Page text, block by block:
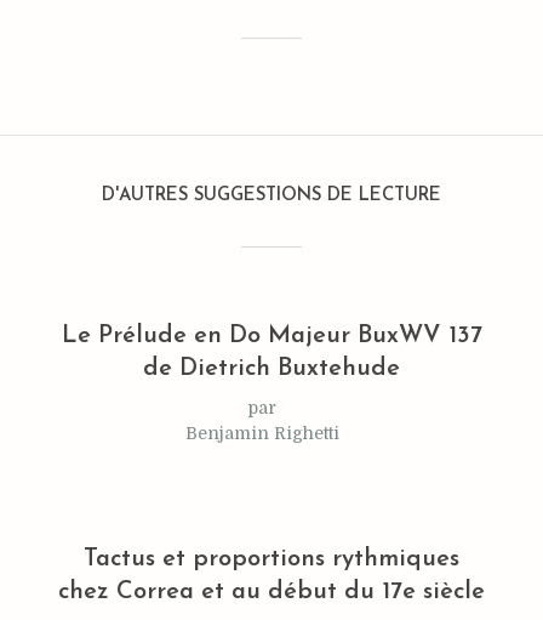
D'AUTRES SUGGESTIONS DE LECTURE
Le Prélude en Do Majeur BuxWV 137
de Dietrich Buxtehude
par
Benjamin Righetti
Tactus et proportions rythmiques
chez Correa et au début du 17e siècle